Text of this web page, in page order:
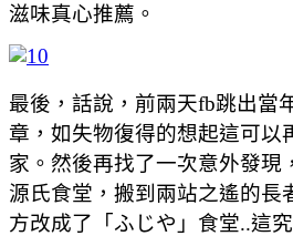
滋味真心推薦。
最後，話說，前兩天fb跳出當
章，如失物復得的想起這可以
家。然後再找了一次意外發現
源氏食堂，搬到兩站之遙的長
方改成了「ふじや」食堂..這